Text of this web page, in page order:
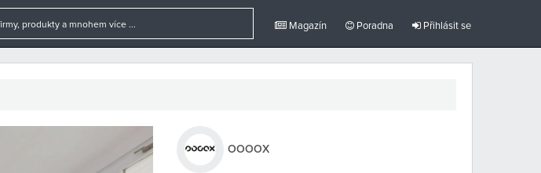
Magazín Poradna Přihlásit se
OOOOX